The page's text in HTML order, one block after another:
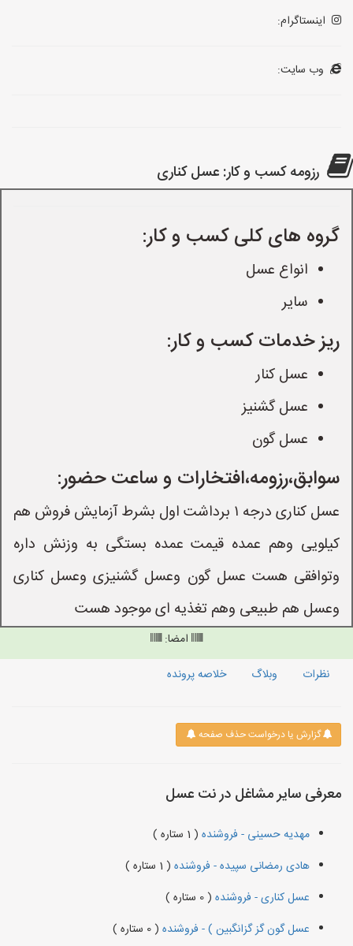
اینستاگرام:
وب سایت:
رزومه کسب و کار: عسل کناری
گروه های کلی کسب و کار:
انواع عسل
سایر
ریز خدمات کسب و کار:
عسل کنار
عسل گشنیز
عسل گون
سوابق،رزومه،افتخارات و ساعت حضور:
عسل کناری درجه ۱ برداشت اول بشرط آزمایش فروش هم
کیلویی وهم عمده قیمت عمده بستگی به وزنش داره
وتوافقی هست عسل گون وعسل گشنیزی وعسل کناری
وعسل هم طبیعی وهم تغذیه ای موجود هست
امضا:
نظرات
وبلاگ خلاصه پرونده
گزارش یا درخواست حذف صفحه
معرفی سایر مشاغل در نت عسل
مهدیه حسینی - فروشنده ( 1 ستاره )
هادی رمضانی سپیده - فروشنده ( 1 ستاره )
عسل کناری - فروشنده ( 0 ستاره )
عسل گون گز گزانگبین ) - فروشنده ( 0 ستاره )